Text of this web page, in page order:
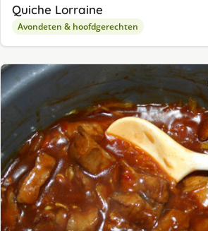
Quiche Lorraine
Avondeten & hoofdgerechten